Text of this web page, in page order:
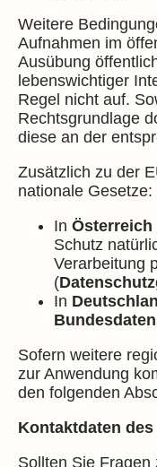
Weitere
Aufnahmen im
Ausübung
lebenswichtiger
Regel nicht auf.
Rechtsgrundlage
diese an der
Zusätzlich zu der
nationale Gesetze:
In Österreich
Schutz
Verarbeitung
(
In
Sofern weitere
zur Anwendung
den folgenden
Kontaktdaten
Sollten Sie